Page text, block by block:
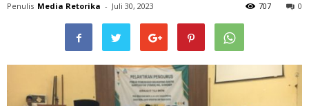
Penulis Media Retorika - Juli 30, 2023 0
707